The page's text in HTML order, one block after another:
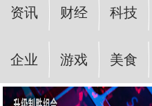
资讯 财经 科技
企业 游戏 美食